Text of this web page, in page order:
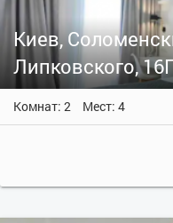
Киев,
Липковского,
Комнат: 2 Мест: 4